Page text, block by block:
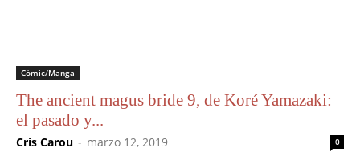
Cómic/Manga
The ancient magus bride 9, de Koré Yamazaki:
el pasado y...
Cris Carou - marzo 12, 2019 0